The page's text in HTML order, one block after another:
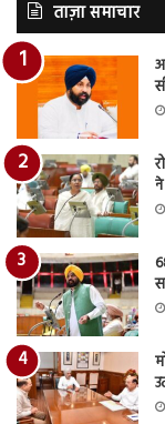
ताज़ा समाचार